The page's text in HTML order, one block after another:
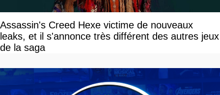
Assassin's Creed Hexe victime de nouveaux
leaks, et il s'annonce très différent des autres jeux
de la saga